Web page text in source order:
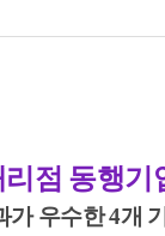
점 동행기
우수한 4개